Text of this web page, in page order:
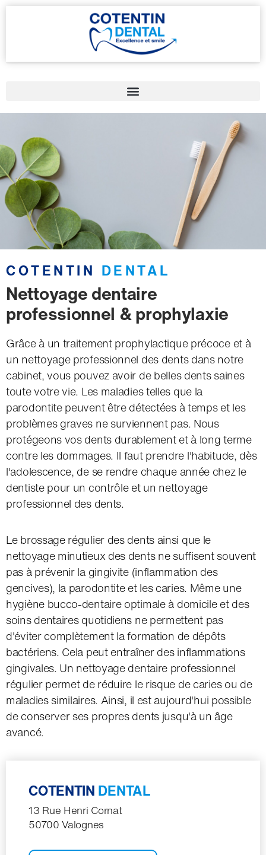
COTENTIN DENTAL
Nettoyage dentaire
professionnel & prophylaxie
Grâce à un traitement prophylactique précoce et à
un nettoyage professionnel des dents dans notre
cabinet, vous pouvez avoir de belles dents saines
toute votre vie. Les maladies telles que la
parodontite peuvent être détectées à temps et les
problèmes graves ne surviennent pas. Nous
protégeons vos dents durablement et à long terme
contre les dommages. Il faut prendre l'habitude, dès
l'adolescence, de se rendre chaque année chez le
dentiste pour un contrôle et un nettoyage
professionnel des dents.
Le brossage régulier des dents ainsi que le
nettoyage minutieux des dents ne suffisent souvent
pas à prévenir la gingivite (inflammation des
gencives), la parodontite et les caries. Même une
hygiène bucco-dentaire optimale à domicile et des
soins dentaires quotidiens ne permettent pas
d'éviter complètement la formation de dépôts
bactériens. Cela peut entraîner des inflammations
gingivales. Un nettoyage dentaire professionnel
régulier permet de réduire le risque de caries ou de
maladies similaires. Ainsi, il est aujourd'hui possible
de conserver ses propres dents jusqu'à un âge
avancé.
COTENTIN DENTAL
13 Rue Henri Cornat
50700 Valognes